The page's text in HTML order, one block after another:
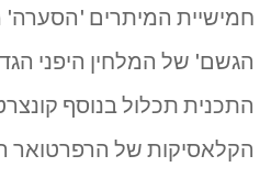
חמישיית המיתרים 'הסערה'
הגשם' של המלחין היפני
התכנית תכלול בנוסף
הקלאסיקות של הרפרטואר